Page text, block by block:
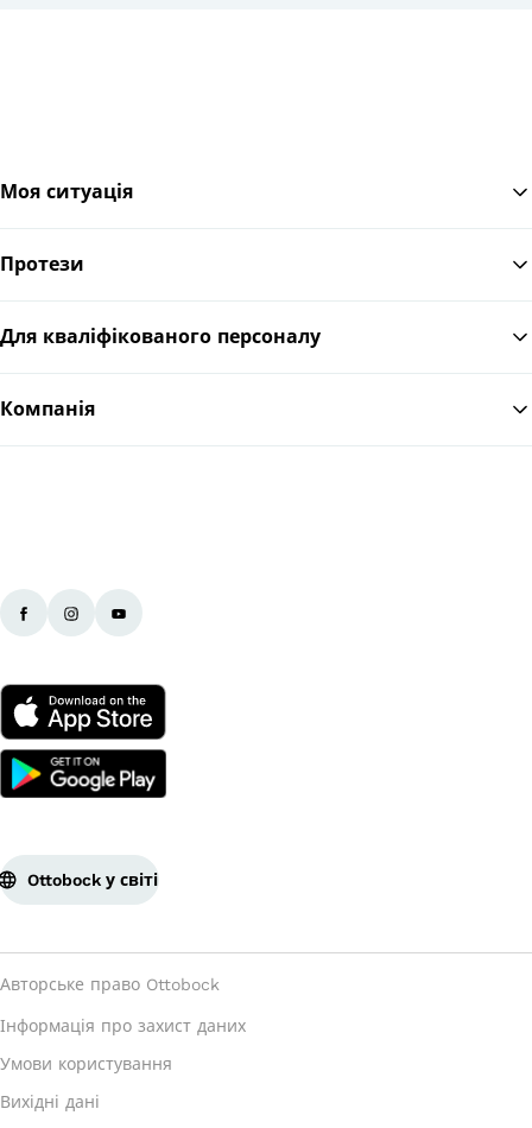
Моя ситуація
Протези
Для кваліфікованого персоналу
Компанія
Ottobock у світі
Авторське право Ottobock
Інформація про захист даних
Умови користування
Вихідні дані